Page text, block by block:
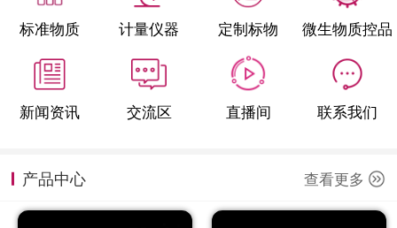
标准物质 计量仪器 定制标物 微生物质控品
新闻资讯 交流区 直播间 联系我们
产品中心 查看更多
微生物检测/质控品
定制标物
定制仪器
新闻资讯